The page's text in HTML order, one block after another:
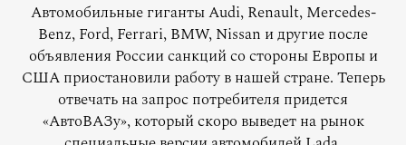
Автомобильные гиганты Audi, Renault, Mercedes-
Benz, Ford, Ferrari, BMW, Nissan и другие после
объявления России санкций со стороны Европы и
США приостановили работу в нашей стране. Теперь
отвечать на запрос потребителя придется
«АвтоВАЗу», который скоро выведет на рынок